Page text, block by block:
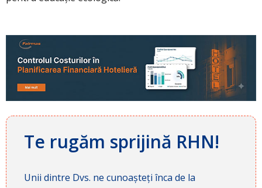
Te rugăm sprijină RHN!
Unii dintre Dvs. ne cunoașteți înca de la